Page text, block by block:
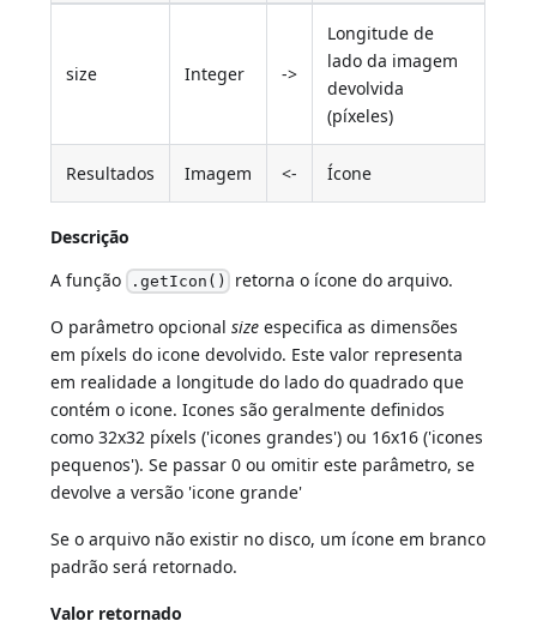
size Integer ->
Longitude de
lado da imagem
devolvida
(píxeles)
Resultados Imagem <- Ícone
Descrição
A função .getIcon() retorna o ícone do arquivo.
O parâmetro opcionalsize especifica as dimensões
em píxels do icone devolvido. Este valor representa
em realidade a longitude do lado do quadrado que
contém o icone. Icones são geralmente definidos
como 32x32 píxels ('icones grandes') ou 16x16 ('icones
pequenos'). Se passar 0 ou omitir este parâmetro, se
devolve a versão 'icone grande'
Se o arquivo não existir no disco, um ícone em branco
padrão será retornado.
Valor retornado